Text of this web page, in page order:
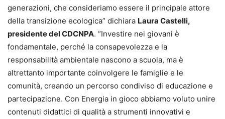
generazioni, che consideriamo essere il principale attore
della transizione ecologica” dichiara Laura Castelli,
presidente del CDCNPA. “Investire nei giovani è
fondamentale, perché la consapevolezza e la
responsabilità ambientale nascono a scuola, ma è
altrettanto importante coinvolgere le famiglie e le
comunità, creando un percorso condiviso di educazione e
partecipazione. Con Energia in gioco abbiamo voluto unire
contenuti didattici di qualità a strumenti innovativi e